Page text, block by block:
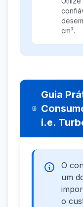
cm³.
Guia
i.e.
O
um
o